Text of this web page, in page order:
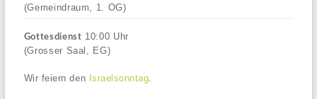
(Gemeindraum, 1. OG)
Gottesdienst 10:00 Uhr
(Grosser Saal, EG)
Wir feiern den Israelsonntag.